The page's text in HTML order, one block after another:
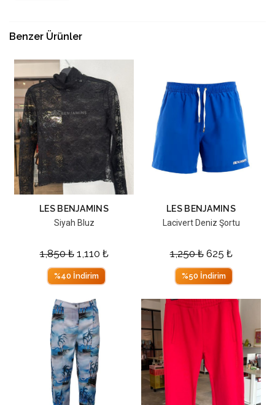
Benzer Ürünler
LES BENJAMINS
Siyah Bluz
1,850₺ 1,110 ₺
%40 İndirim
LES BENJAMINS
Lacivert Deniz Şortu
1,250₺ 625 ₺
%50 İndirim